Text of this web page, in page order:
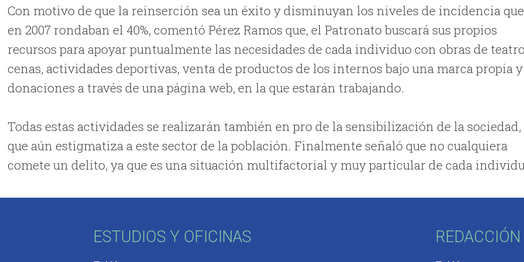
Con motivo de que la reinserción sea un éxito y disminuyan los niveles de incidencia que
en 2007 rondaban el 40%, comentó Pérez Ramos que, el Patronato buscará sus propios
recursos para apoyar puntualmente las necesidades de cada individuo con obras de
cenas, actividades deportivas, venta de productos de los internos bajo una marca propia y
donaciones a través de una página web, en la que estarán trabajando.
Todas estas actividades se realizarán también en pro de la sensibilización de la sociedad,
que aún estigmatiza a este sector de la población. Finalmente señaló que no cualquiera
comete un delito, ya que es una situación multifactorial y muy particular de cada
ESTUDIOS Y OFICINAS